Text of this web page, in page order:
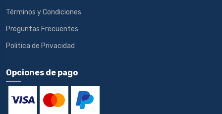
Términos y Condiciones
Preguntas Frecuentes
Politica de Privacidad
Opciones de pago